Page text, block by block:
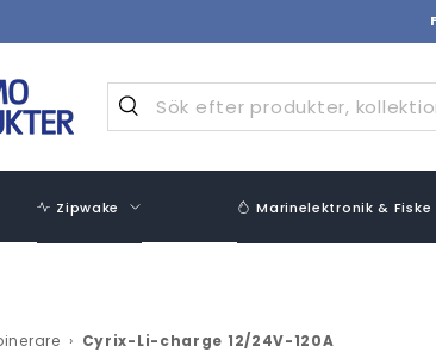
Zipwake Marinelektronik & Fiske
› Cyrix-Li-charge 12/24V-120A